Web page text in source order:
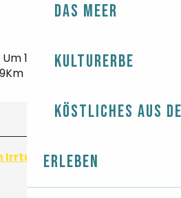
Das Meer
Kulturerbe
Köstliches aus
Erleben
13Km
Irrtum angeben